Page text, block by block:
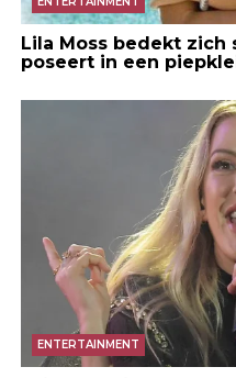
Lila Moss bedekt zich
poseert in een
ENTERTAINMENT